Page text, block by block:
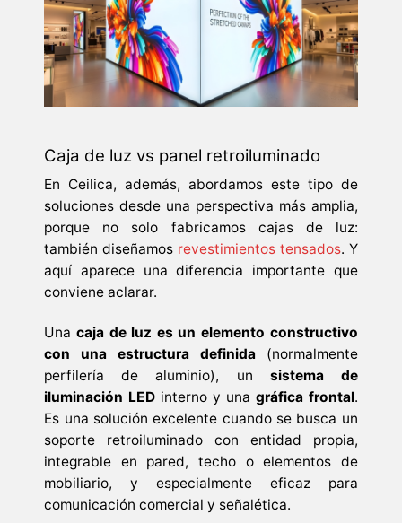
Caja de luz vs panel retroiluminado
En Ceilica, además, abordamos este tipo de
soluciones desde una perspectiva más amplia,
porque no solo fabricamos cajas de luz:
también diseñamos revestimientos tensados. Y
aquí aparece una diferencia importante que
conviene aclarar.
Una caja de luz es un elemento constructivo
con una estructura definida(normalmente
perfilería de aluminio), un sistema de
iluminación LED interno y una gráfica frontal.
Es una solución excelente cuando se busca un
soporte retroiluminado con entidad propia,
integrable en pared, techo o elementos de
mobiliario, y especialmente eficaz para
comunicación comercial y señalética.